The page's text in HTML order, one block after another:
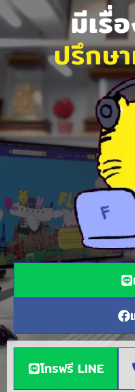
มีเรื่
ปรึกษ
โทรฟรี LINE